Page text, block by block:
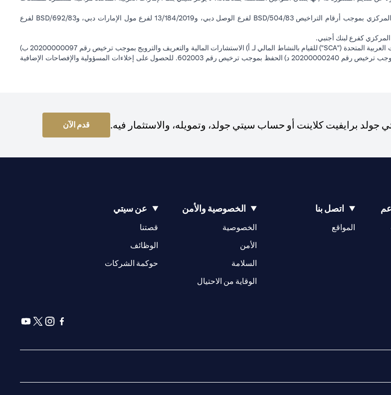
سيتي بنك إن إيه - الإمارات العربية المتحدة مسجل لدى مصرف الإمارات العربية المتحدة المركزي بموجب أرقام التراخيص BSD/504/83 لفرع الوصل دبي، و13/184/2019 لفرع مول الإمارات دبي، وBSD/692/83 لفرع
كفرع لبنك أجنبي.
سيتي بنك إن إيه الإمارات العربية المتحدة مرخص من هيئة الأوراق المالية والسلع في الإمارات العربية المتحدة ("SCA") للقيام بالنشاط المالي لـ أ) الاستشارات المالية والتعريف والترويج بموجب ترخيص رقم 20200000097 ب)
وسيط تداول في الأسواق الدولية بموجب ترخيص رقم 20200000198 ج) إدارة المحافظ بموجب ترخيص رقم 20200000240 د) الحفظ بموجب ترخيص رقم 602003. للحصول على إخلاءات المسؤولية والإفصاحات الإضافية
برايفيت كلاينت أو حساب سيتي جولد، وتمويله، والاستثمار فيه. قدم الآن
اتصل بنا
المواقع
(opens in a new tab)
الخصوصية والأمن
الخصوصية
الأمن
السلامة
الوقاية من الاحتيال
عن سيتي
قصتنا
(opens in a new tab)
الوظائف
(opens in a new tab)
حوكمة الشركات
(opens in a new tab)